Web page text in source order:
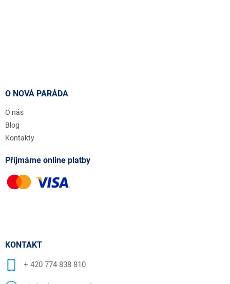
O NOVÁ PARÁDA
O nás
Blog
Kontakty
Příjmáme online platby
KONTAKT
+ 420 774 838 810